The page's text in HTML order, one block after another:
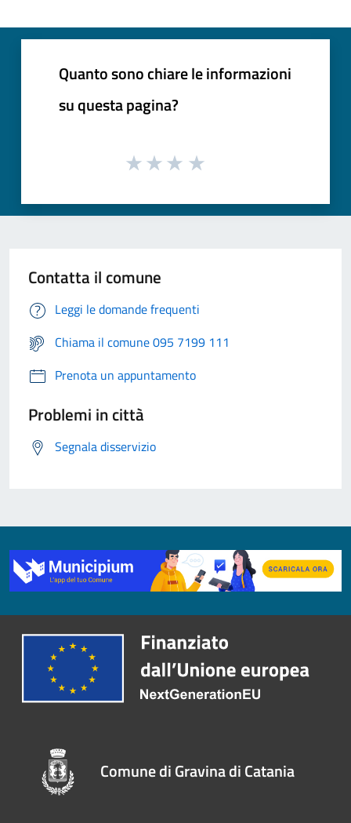
Quanto sono chiare le informazioni
su questa pagina?
Contatta il comune
Leggi le domande frequenti
Chiama il comune 095 7199 111
Prenota un appuntamento
Problemi in città
Segnala disservizio
Comune di Gravina di Catania